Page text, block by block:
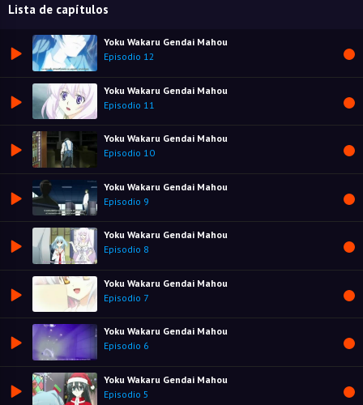
Lista de capítulos
Yoku Wakaru Gendai Mahou
Episodio 12
Yoku Wakaru Gendai Mahou
Episodio 11
Yoku Wakaru Gendai Mahou
Episodio 10
Yoku Wakaru Gendai Mahou
Episodio 9
Yoku Wakaru Gendai Mahou
Episodio 8
Yoku Wakaru Gendai Mahou
Episodio 7
Yoku Wakaru Gendai Mahou
Episodio 6
Yoku Wakaru Gendai Mahou
Episodio 5